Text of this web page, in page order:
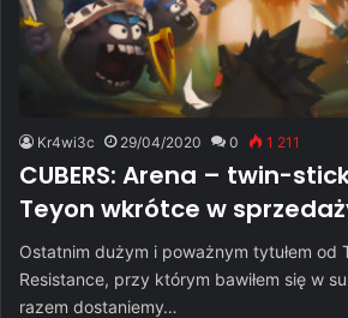
Kr4wi3c 29/04/2020 0 1 211
CUBERS: Arena – twin-
Teyon wkrótce w
Ostatnim dużym i poważnym tytułem od
Resistance, przy którym bawiłem się w
razem dostaniemy…